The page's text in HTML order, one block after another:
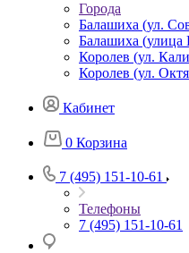
Города
Балашиха (ул.
Балашиха (улица
Королев (ул.
Королев (ул.
Кабинет
0 Корзина
7 (495) 151-10-61
Телефоны
7 (495) 151-10-61